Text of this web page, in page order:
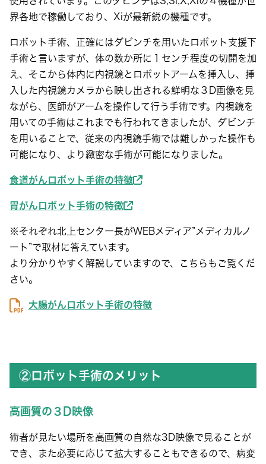
界各地で稼働しており、Xiが最新鋭の機種です。
ロボット手術、正確にはダビンチを用いたロボット支援下
手術と言いますが、体の数か所に１センチ程度の切開を加
え、そこから体内に内視鏡とロボットアームを挿入し、挿
入した内視鏡カメラから映し出される鮮明な３D画像を見
ながら、医師がアームを操作して行う手術です。内視鏡を
用いての手術はこれまでも行われてきましたが、ダビンチ
を用いることで、従来の内視鏡手術では難しかった操作も
可能になり、より緻密な手術が可能になりました。
食道がんロボット手術の特徴
胃がんロボット手術の特徴
※それぞれ北上センター長がWEBメディア”メディカルノ
ート”で取材に答えています。
より分かりやすく解説していますので、こちらもご覧くだ
さい。
大腸がんロボット手術の特徴
②ロボット手術のメリット
高画質の３D映像
術者が見たい場所を高画質の自然な3D映像で見ることが
でき、また必要に応じて拡大することもできるので、病変